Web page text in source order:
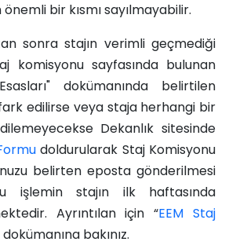
önemli bir kısmı sayılmayabilir.
sonra stajın verimli geçmediği
komisyonu sayfasında bulunan
dokümanında belirtilen
edilirse veya staja herhangi bir
Dekanlık sitesinde
doldurularak Staj Komisyonu
belirten eposta gönderilmesi
işlemin stajın ilk haftasında
Ayrıntılan için “EEM Staj
dokümanına bakınız.